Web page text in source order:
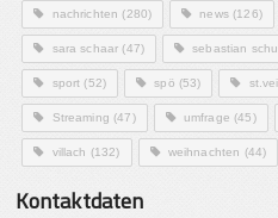
nachrichten (280) news(126)
sara schaar (47) sebastian
sport (52) spö (53)
Streaming (47) umfrage (45)
villach (132) weihnachten (44)
Kontaktdaten